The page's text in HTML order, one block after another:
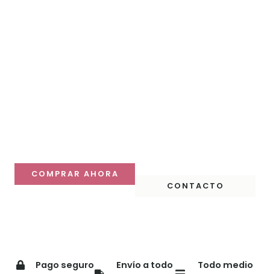
despacho a todo Chile.
COMPRAR AHORA
CONTACTO
Pago seguro
Envío a todo
Todo medio